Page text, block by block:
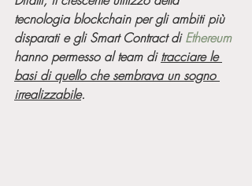
tecnologia blockchain per gli ambiti più
disparati e gli Smart Contract di Ethereum
hanno permesso al team di tracciare le
basi di quello che sembrava un sogno
irrealizzabile.